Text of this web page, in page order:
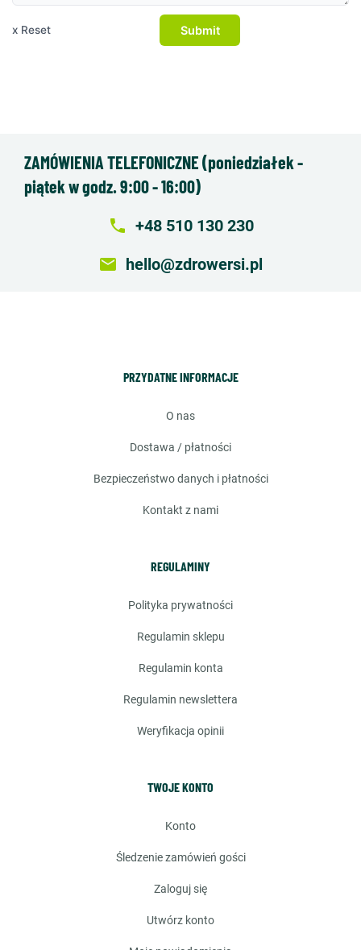
x Reset Submit
ZAMÓWIENIA TELEFONICZNE (poniedziałek -
piątek w godz. 9:00 - 16:00)
local_phone +48 510 130 230
email hello@zdrowersi.pl
PRZYDATNE INFORMACJE
o nas
dostawa / płatności
bezpieczeństwo danych i płatności
kontakt z nami
REGULAMINY
polityka prywatności
regulamin sklepu
regulamin konta
regulamin newslettera
weryfikacja opinii
TWOJE KONTO
konto
śledzenie zamówień gości
zaloguj się
utwórz konto